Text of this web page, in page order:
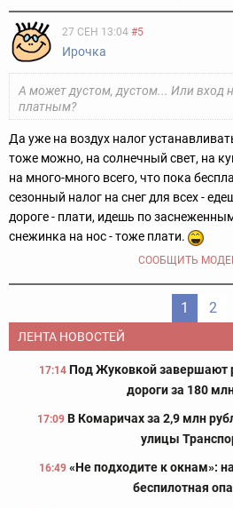
27 СЕН 13:04 #5
Ирочка
А может дустом, дустом... Или вход
платным?
Да уже на воздух налог
тоже можно, на солнечный свет, на
на много-много всего, что пока
сезонный налог на снег для всех -
дороге - плати, идешь по
снежинка на нос - тоже плати.
СООБЩИТЬ
1 2
ЛЕНТА НОВОСТЕЙ
17:14 Под Жуковкой завершают
дороги за 180
17:09 В Комаричах за 2,9 млн
улицы
16:49 «Не подходите к окнам»:
беспилотная